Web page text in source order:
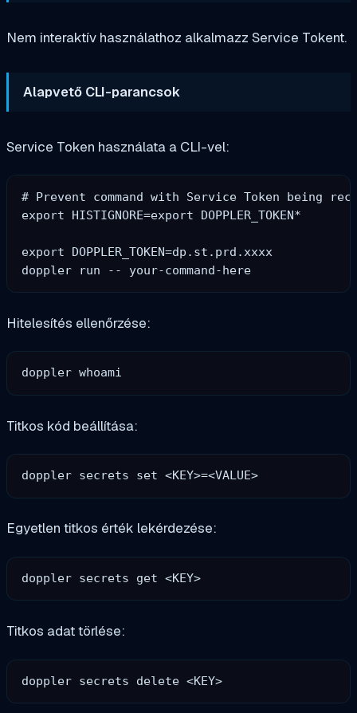
Nem interaktív használathoz alkalmazz Service Tokent.
Alapvető CLI-parancsok
Service Token használata a CLI-vel:
# Prevent command with Service Token being
export HISTIGNORE=export DOPPLER_TOKEN*
export DOPPLER_TOKEN=dp.st.prd.xxxx
Hitelesítés ellenőrzése:
Titkos kód beállítása:
Egyetlen titkos érték lekérdezése:
Titkos adat törlése: